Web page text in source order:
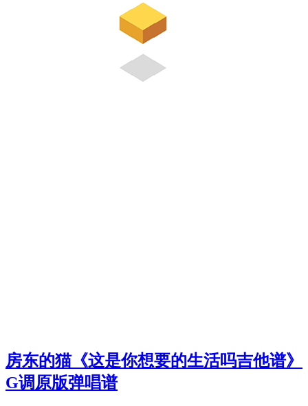
房东的猫《这是你想要的生活吗吉他谱》
G调原版弹唱谱